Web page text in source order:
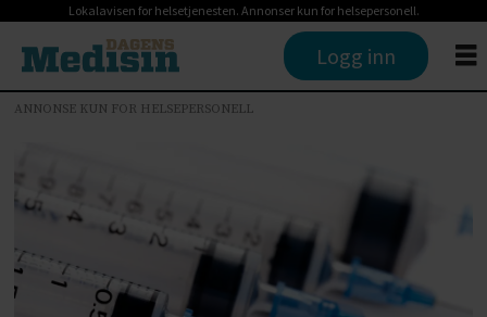
Lokalavisen for helsetjenesten. Annonser kun for helsepersonell.
Logg inn
ANNONSE KUN FOR HELSEPERSONELL